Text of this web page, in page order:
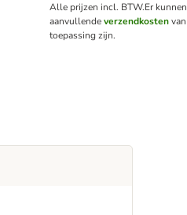
Alle prijzen incl. BTW.Er kunnen
aanvullendeverzendkostenvan
toepassing zijn.